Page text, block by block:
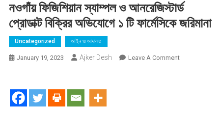
নওগাঁয় ফিজিশিয়ান স্যাম্পল ও আনরেজিস্টার্ড
প্রোডাক্ট বিক্রির অভিযোগে ১ টি ফার্মেসিকে জরিমানা
Uncategorized আইন ও আদালত
January 19, 2023 Ajker Desh Leave A CommentOn